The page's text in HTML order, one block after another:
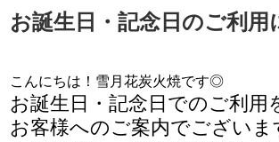
お誕生日・記念日のご利用
こんにちは！雪月花炭火焼です◎
お誕生日・記念日でのご利用
お客様へのご案内でございま